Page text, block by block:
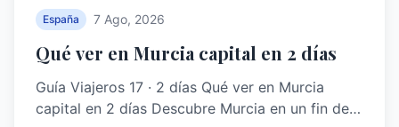
España 7 Ago, 2026
Qué ver en Murcia capital en 2 días
Guía Viajeros 17 · 2 días Qué ver en Murcia
capital en 2 días Descubre Murcia en un fin de…